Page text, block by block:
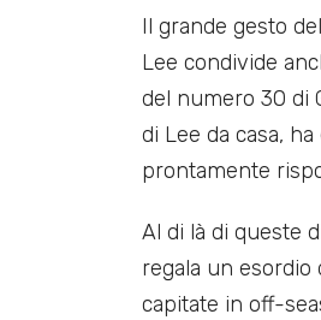
Il grande gesto
Lee condivide
del numero 30 di
di Lee da casa,
prontamente
Al di là di queste
regala un
capitate in off-